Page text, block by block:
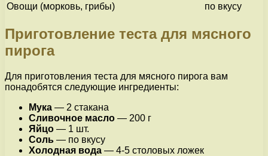
Овощи (морковь, грибы)
по вкусу
Приготовление теста для мясного
пирога
Для приготовления теста для мясного пирога вам
понадобятся следующие ингредиенты:
Мука — 2 стакана
Сливочное масло — 200 г
Яйцо — 1 шт.
Соль — по вкусу
Холодная вода — 4-5 столовых ложек